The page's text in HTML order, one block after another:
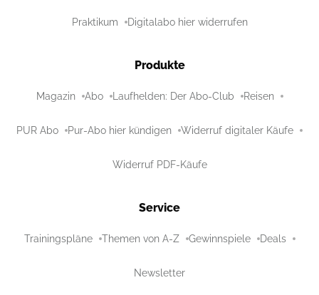
Praktikum Digitalabo hier widerrufen
Produkte
Magazin Abo Laufhelden: Der Abo-Club Reisen
PUR Abo Pur-Abo hier kündigen Widerruf digitaler Käufe
Widerruf PDF-Käufe
Service
Trainingspläne Themen von A-Z Gewinnspiele Deals
Newsletter